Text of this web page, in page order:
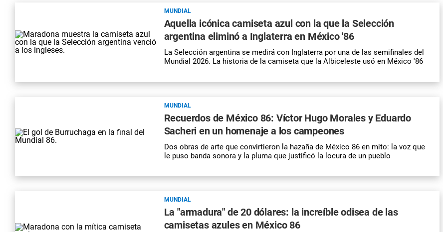
MUNDIAL
Aquella icónica camiseta azul con la que la Selección
argentina eliminó a Inglaterra en México '86
La Selección argentina se medirá con Inglaterra por una de las semifinales del
Mundial 2026. La historia de la camiseta que la Albiceleste usó en México '86
MUNDIAL
Recuerdos de México 86: Víctor Hugo Morales y Eduardo
Sacheri en un homenaje a los campeones
Dos obras de arte que convirtieron la hazaña de México 86 en mito: la voz que
le puso banda sonora y la pluma que justificó la locura de un pueblo
MUNDIAL
La "armadura" de 20 dólares: la increíble odisea de las
camisetas azules en México 86